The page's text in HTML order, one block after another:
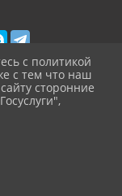
с политикой
с тем что наш
сторонние